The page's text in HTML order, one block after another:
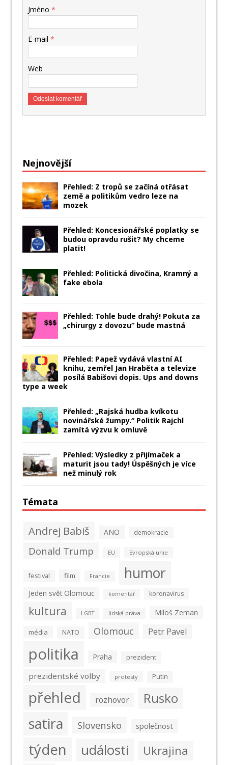
Jméno *
E-mail *
Web
Nejnovější
Přehled: Z tropů se začíná otřásat
země a politikům vedro leze na
mozek
Přehled: Koncesionářské poplatky se
budou opravdu rušit? My chceme
platit!
Přehled: Politická divočina, Kramný a
fake ebola
Přehled: Tohle bude drahý! Pokuta za
„chirurgy z dovozu“ bude mastná
Přehled: Papež vydává vlastní AI
knihu, zemřel Jan Hraběta a televize
posílá Babišovi dopis. Ups and downs
type a week
Přehled: „Rajská hudba kvíkotu
novinářské žumpy.“ Politik Rajchl
zamítá výzvu k omluvě
Přehled: Výsledky z přijímaček a
maturit jsou tady! Úspěšných je více
než minulý rok
Témata
Andrej Babiš ANO demokracie
Donald Trump EU Evropská unie
festival film Francie humor
Jeden svět Olomouc komentář koronavirus
kultura LGBT lidská práva Miloš Zeman
média NATO Olomouc Petr Pavel
politika Praha prezident
prezidentské volby protesty Putin
přehled rozhovor Rusko
satira Slovensko společnost
týden události Ukrajina